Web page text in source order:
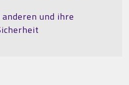
und ihre